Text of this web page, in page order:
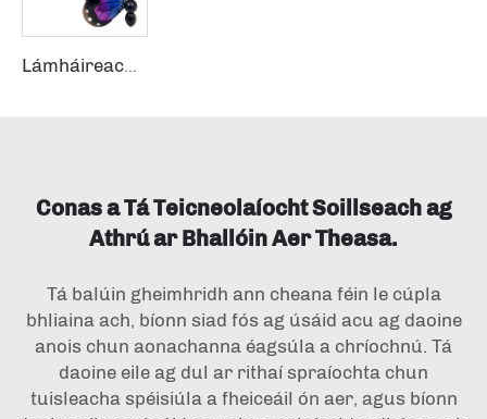
Lámháireacht Ghréineach Patío Faiche Bealaíscéim Décor Metáil Ghiás Décora Oifigiúla LED Faisnéis Gréineach Soláis Chomharthaí
Conas a Tá Teicneolaíocht Soillseach ag
Athrú ar Bhallóin Aer Theasa.
Tá balúin gheimhridh ann cheana féin le cúpla
bhliaina ach, bíonn siad fós ag úsáid acu ag daoine
anois chun aonachanna éagsúla a chríochnú. Tá
daoine eile ag dul ar rithaí spraíochta chun
tuisleacha spéisiúla a fheiceáil ón aer, agus bíonn